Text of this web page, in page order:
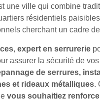
une ville qui combine
résidentiels
cherchant un cadre
, expert en serrurerie
assurer la sécurité de
de serrures,
et rideaux métalliques.
vous souhaitiez